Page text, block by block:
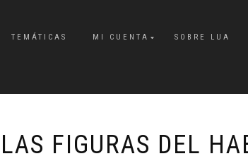
TEMÁTICAS MI CUENTA SOBRE LUA
LAS FIGURAS DEL